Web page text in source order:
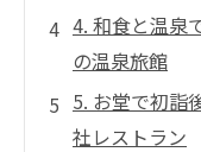
4. 和食と温泉
の温泉旅館
5. お堂で初詣
社レストラン